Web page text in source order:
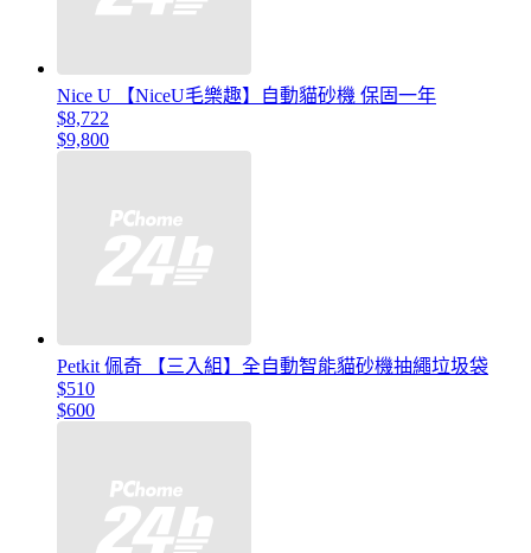
Nice U 【NiceU毛樂趣】自動貓砂機 保固一年
$8,722
$9,800
Petkit 佩奇 【三入組】全自動智能貓砂機抽繩垃圾袋
$510
$600